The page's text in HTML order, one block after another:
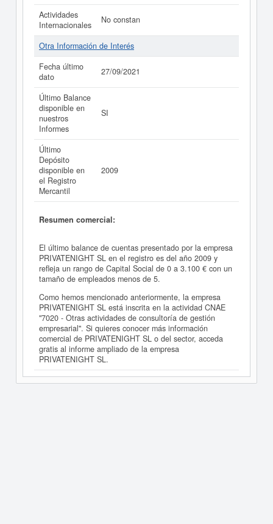
Actividades
Internacionales
No constan
Otra Información de Interés
Fecha último
dato
27/09/2021
Último Balance
disponible en
nuestros
Informes
SI
Último
Depósito
disponible en
el Registro
Mercantil
2009
Resumen comercial:
El último balance de cuentas presentado por la empresa
PRIVATENIGHT SL en el registro es del año 2009 y
refleja un rango de Capital Social de 0 a 3.100 € con un
tamaño de empleados menos de 5.
Como hemos mencionado anteriormente, la empresa
PRIVATENIGHT SL está inscrita en la actividad CNAE
"7020 - Otras actividades de consultoría de gestión
empresarial". Si quieres conocer más información
comercial de PRIVATENIGHT SL o del sector, acceda
gratis al informe ampliado de la empresa
PRIVATENIGHT SL.